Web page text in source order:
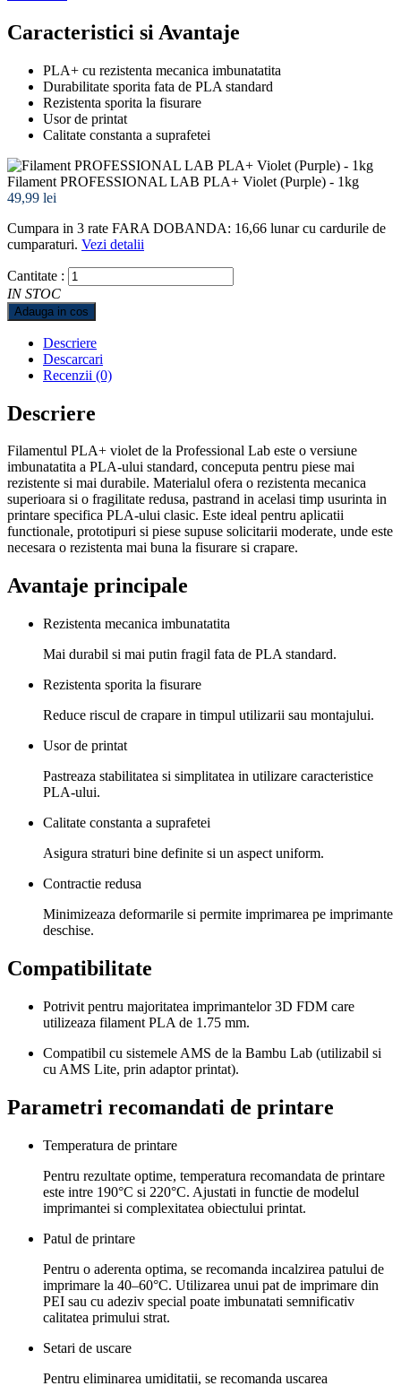
Caracteristici si Avantaje
PLA+ cu rezistenta mecanica imbunatatita
Durabilitate sporita fata de PLA standard
Rezistenta sporita la fisurare
Usor de printat
Calitate constanta a suprafetei
Filament PROFESSIONAL LAB PLA+ Violet (Purple) - 1kg
49,99 lei
Cumpara in 3 rate FARA DOBANDA: 16,66 lunar cu cardurile de
cumparaturi. Vezi detalii
Cantitate :
IN STOC
Adauga in cos
Descriere
Descarcari
Recenzii (0)
Descriere
Filamentul PLA+ violet de la Professional Lab este o versiune
imbunatatita a PLA-ului standard, conceputa pentru piese mai
rezistente si mai durabile. Materialul ofera o rezistenta mecanica
superioara si o fragilitate redusa, pastrand in acelasi timp usurinta in
printare specifica PLA-ului clasic. Este ideal pentru aplicatii
functionale, prototipuri si piese supuse solicitarii moderate, unde este
necesara o rezistenta mai buna la fisurare si crapare.
Avantaje principale
Rezistenta mecanica imbunatatita
Mai durabil si mai putin fragil fata de PLA standard.
Rezistenta sporita la fisurare
Reduce riscul de crapare in timpul utilizarii sau montajului.
Usor de printat
Pastreaza stabilitatea si simplitatea in utilizare caracteristice
PLA-ului.
Calitate constanta a suprafetei
Asigura straturi bine definite si un aspect uniform.
Contractie redusa
Minimizeaza deformarile si permite imprimarea pe imprimante
deschise.
Compatibilitate
Potrivit pentru majoritatea imprimantelor 3D FDM care
utilizeaza filament PLA de 1.75 mm.
Compatibil cu sistemele AMS de la Bambu Lab (utilizabil si
cu AMS Lite, prin adaptor printat).
Parametri recomandati de printare
Temperatura de printare
Pentru rezultate optime, temperatura recomandata de printare
este intre 190°C si 220°C. Ajustati in functie de modelul
imprimantei si complexitatea obiectului printat.
Patul de printare
Pentru o aderenta optima, se recomanda incalzirea patului de
imprimare la 40–60°C. Utilizarea unui pat de imprimare din
PEI sau cu adeziv special poate imbunatati semnificativ
calitatea primului strat.
Setari de uscare
Pentru eliminarea umiditatii, se recomanda uscarea